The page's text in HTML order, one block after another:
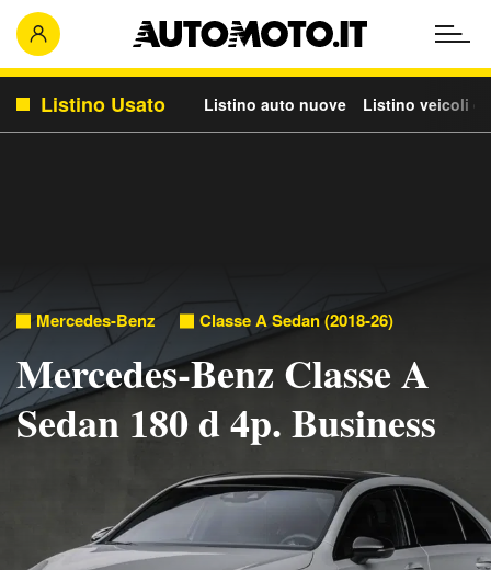
Listino Usato Listino auto nuove Listino veicoli
Mercedes-Benz Classe A Sedan (2018-26)
Mercedes-Benz Classe A
Sedan 180 d 4p. Business